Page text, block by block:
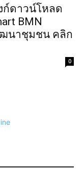
ก์ดาวน์โหลด
BMN
ฒนาชุมชน คลิก
0